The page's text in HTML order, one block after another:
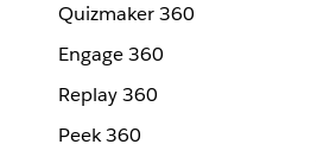
Quizmaker 360
Engage 360
Replay 360
Peek 360